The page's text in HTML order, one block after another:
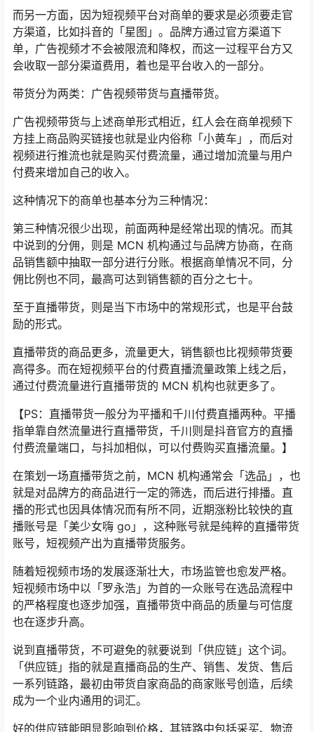
而另一方面，因为短视频平台对商单的要求是必须要走官
方渠道，比如抖音的「星图」。品牌方通过官方渠道下
单，广告视频才不会被限流和降权，而这一过程平台方又
会收取一部分渠道费用，着也是平台收入的一部分。
带货分为两类：广告视频带货与直播带货。
广告视频带货与上述商单形式相近，红人会在商单视频下
方挂上商品购买链接也就是业内俗称「小黄车」，而后对
视频进行推流也就是购买付费流量，通过增加流量与用户
付费来增加自己的收入。
这种情况下的商单也基本分为三种情况：
第三种情况很少出现，前面两种是经常出现的情况。而其
中说到的分佣，则是 MCN 机构通过与品牌方协商，在商
品销售额中抽取一部分进行分账。根据商单情况不同，分
佣比例也不同，最高可达到销售额的百分之七十。
至于直播带货，则是当下市场中的常规形式，也是平台鼓
励的形式。
直播带货的商品更多，流量更大，销售额也比视频带货要
高得多。而在短视频平台的付费直播流量政策上线之后，
通过付费流量进行直播带货的 MCN 机构也就更多了。
【PS：直播带货一般分为平播和千川付费直播两种。平播
指单靠自然流量进行直播带货，千川则是抖音官方的直播
付费流量端口，与抖加相似，可以付费购买直播流量。】
在策划一场直播带货之前，MCN 机构通常会「选品」，也
就是对品牌方的商品进行一定的筛选，而后进行排播。直
播的形式也因具体情况而有所不同，近期涨粉比较快的直
播账号是「美少女嗨 go」，这种账号就是纯粹的直播带货
账号，短视频产出为直播带货服务。
随着短视频市场的发展逐渐壮大，市场监管也愈发严格。
短视频市场中以「罗永浩」为首的一众账号在选品流程中
的严格程度也逐步加强，直播带货中商品的质量与可信度
也在逐步升高。
说到直播带货，不可避免的就要说到「供应链」这个词。
「供应链」指的就是直播商品的生产、销售、发货、售后
一系列链路，最初由带货自家商品的商家账号创造，后续
成为一个业内通用的词汇。
好的供应链能明显影响到价格，其链路中包括采买、物流